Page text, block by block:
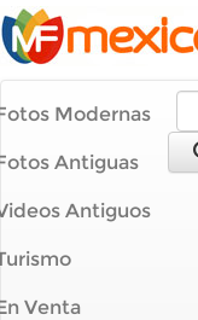
Modernas
Antiguas
Antiguos
Venta